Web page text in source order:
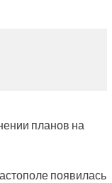
планов на
появилась